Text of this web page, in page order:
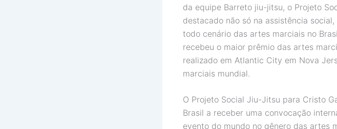
da equipe Barreto jiu-jitsu, o Projeto
destacado não só na assistência
todo cenário das artes marciais no
recebeu o maior prêmio das artes
realizado em Atlantic City em Nova
marciais mundial.
O Projeto Social Jiu-Jitsu para Cristo
Brasil a receber uma convocação
evento do mundo no gênero das artes